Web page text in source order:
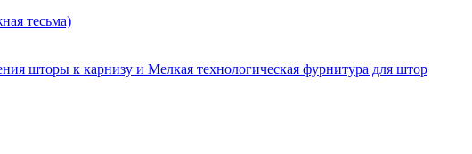
тесьма)
шторы к карнизу и Мелкая технологическая фурнитура для штор